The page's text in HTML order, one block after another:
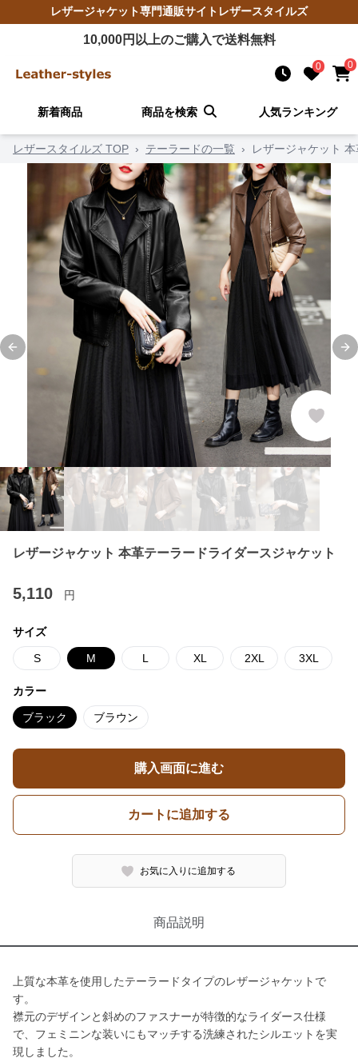
レザージャケット専門通販サイト レザースタイルズ
10,000円以上のご購入で送料無料
0 0
新着商品 商品を検索 人気ランキング
レザースタイルズ TOP › テーラードの一覧 › レザージャケット
Previous slide
レザージャケット 本革テーラードライダースジャケット
5,110 円
サイズ
S M L XL 2XL 3XL
カラー
ブラック ブラウン
購入画面に進む
カートに追加する
お気に入りに追加する
商品説明
上質な本革を使用したテーラードタイプのレザージャケットで
す。
襟元のデザインと斜めのファスナーが特徴的なライダース仕様
で、フェミニンな装いにもマッチする洗練されたシルエットを実
現しました。